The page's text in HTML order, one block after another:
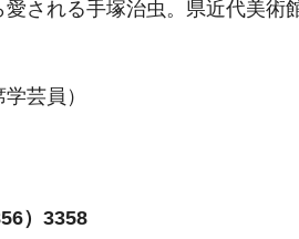
愛される手塚治虫。県近代美
芸員）
）3358